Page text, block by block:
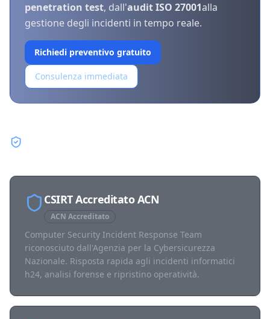
penetration test, dall'audit ISO 27001alla
gestione degli incidenti in tempo reale.
Richiedi preventivo gratuito
Consulenza immediata
CSIRT Accreditato ACN
ACN Accreditato
Computer Security Incident Response Team
riconosciuto dall'Agenzia per la Cybersicurezza
Nazionale. Risposta rapida agli incidenti informatici
h24, analisi forense e ripristino operatività.